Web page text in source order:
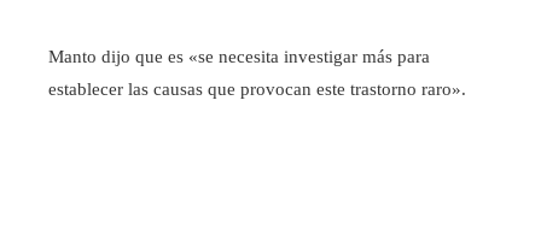
Manto dijo que es «se necesita investigar más para
establecer las causas que provocan este trastorno raro».